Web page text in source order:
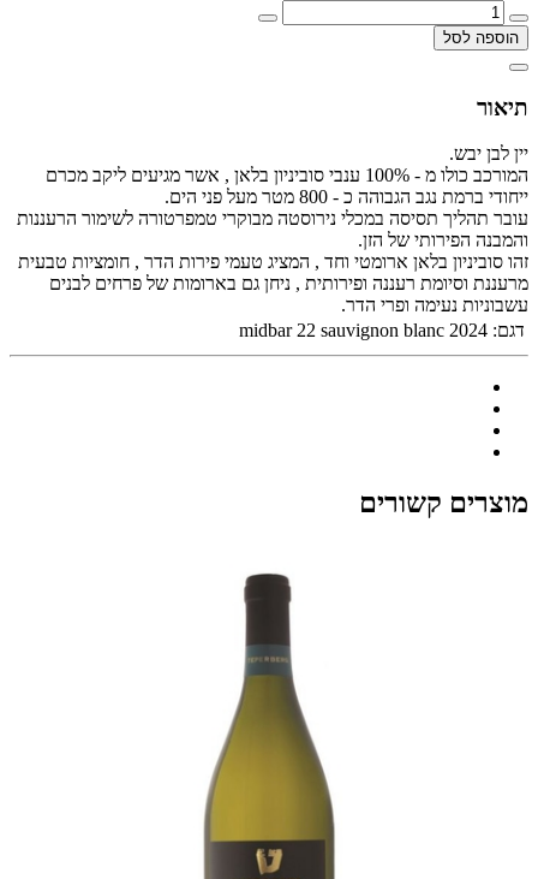
הוספה לסל
תיאור
יין לבן יבש.
המורכב כולו מ - 100% ענבי סוביניון בלאן , אשר מגיעים ליקב מכרם
ייחודי ברמת נגב הגבוהה כ - 800 מטר מעל פני הים.
עובר תהליך תסיסה במכלי נירוסטה מבוקרי טמפרטורה לשימור הרעננות
והמבנה הפירותי של הזן.
זהו סוביניון בלאן ארומטי וחד , המציג טעמי פירות הדר , חומציות טבעית
מרעננת וסיומת רעננה ופירותית , ניחן גם בארומות של פרחים לבנים
עשבוניות נעימה ופרי הדר.
דגם: midbar 22 sauvignon blanc 2024
מוצרים קשורים